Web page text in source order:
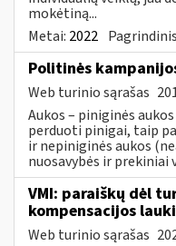
mokėtiną...
Metai: 2022
Politinės
Web turinio sąrašas
Aukos – piniginės
perduoti pinigai, taip
ir nepiniginės aukos
nuosavybės ir prekiniai
VMI: paraiškų dėl
kompensacijos
Web turinio sąrašas